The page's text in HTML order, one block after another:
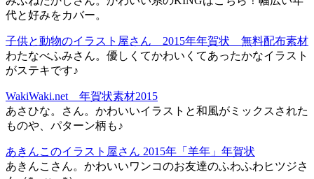
代と好みをカバー。
子供と動物のイラスト屋さん 2015年年賀状 無料配布素材
わたなべふみさん。優しくてかわいくてあったかなイラスト
がステキです♪
WakiWaki.net 年賀状素材2015
あさひな。さん。かわいいイラストと和風がミックスされた
ものや、パターン柄も♪
あきんこのイラスト屋さん 2015年「羊年」年賀状
あきんこさん。かわいいワンコのお友達のふわふわヒツジさ